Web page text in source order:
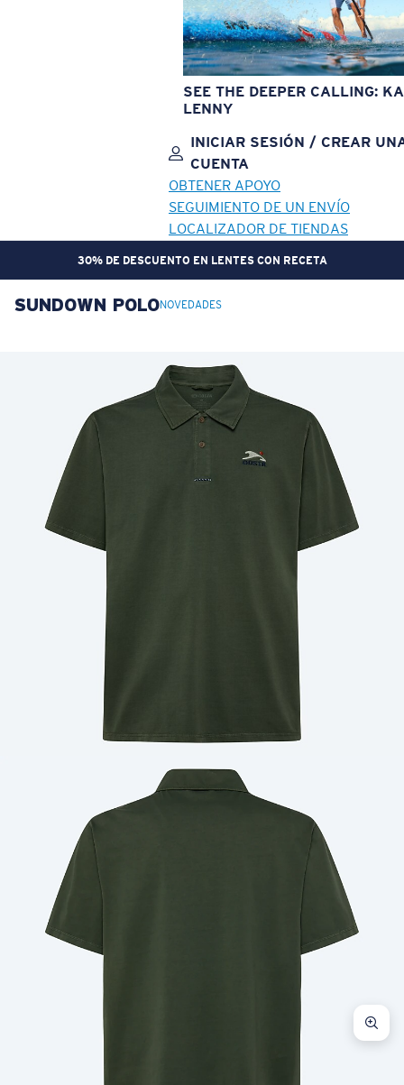
SEE THE DEEPER CALLING:
LENNY
INICIAR SESIÓN / CREAR
CUENTA
OBTENER APOYO
SEGUIMIENTO DE UN ENVÍO
LOCALIZADOR DE TIENDAS
30% DE DESCUENTO EN LENTES CON RECETA
OBJETIVO ACTUALIZADO¡AGREGADO AL CARRITO!
Cantidad:
Sin cargo
SUNDOWN POLONOVEDADES